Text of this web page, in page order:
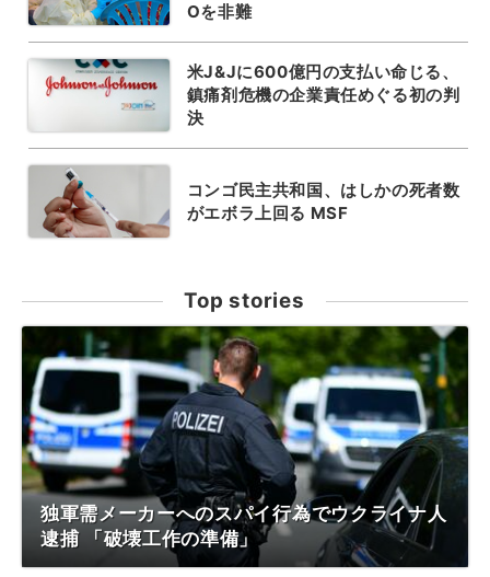
Oを非難
米J&Jに600億円の支払い命じる、
鎮痛剤危機の企業責任めぐる初の判
決
コンゴ民主共和国、はしかの死者数
がエボラ上回る MSF
Top stories
独軍需メーカーへのスパイ行為でウクライナ人
逮捕 「破壊工作の準備」